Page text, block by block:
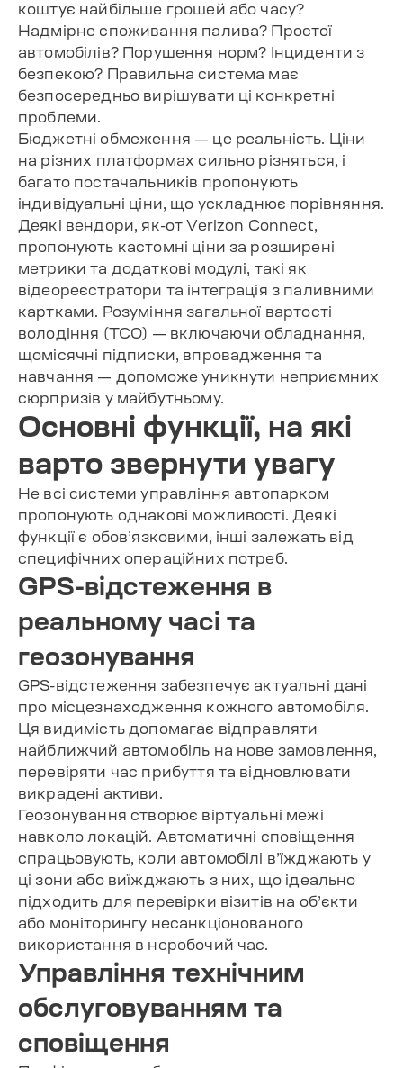
коштує найбільше грошей або часу?
Надмірне споживання палива? Простої
автомобілів? Порушення норм? Інциденти з
безпекою? Правильна система має
безпосередньо вирішувати ці конкретні
проблеми.
Бюджетні обмеження — це реальність. Ціни
на різних платформах сильно різняться, і
багато постачальників пропонують
індивідуальні ціни, що ускладнює порівняння.
Деякі вендори, як-от Verizon Connect,
пропонують кастомні ціни за розширені
метрики та додаткові модулі, такі як
відеореєстратори та інтеграція з паливними
картками. Розуміння загальної вартості
володіння (TCO) — включаючи обладнання,
щомісячні підписки, впровадження та
навчання — допоможе уникнути неприємних
сюрпризів у майбутньому.
Основні функції, на які
варто звернути увагу
Не всі системи управління автопарком
пропонують однакові можливості. Деякі
функції є обов’язковими, інші залежать від
специфічних операційних потреб.
GPS-відстеження в
реальному часі та
геозонування
GPS-відстеження забезпечує актуальні дані
про місцезнаходження кожного автомобіля.
Ця видимість допомагає відправляти
найближчий автомобіль на нове замовлення,
перевіряти час прибуття та відновлювати
викрадені активи.
Геозонування створює віртуальні межі
навколо локацій. Автоматичні сповіщення
спрацьовують, коли автомобілі в’їжджають у
ці зони або виїжджають з них, що ідеально
підходить для перевірки візитів на об’єкти
або моніторингу несанкціонованого
використання в неробочий час.
Управління технічним
обслуговуванням та
сповіщення